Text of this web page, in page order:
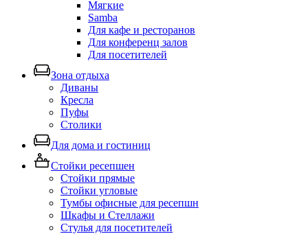
Мягкие
Samba
Для кафе и ресторанов
Для конференц залов
Для посетителей
Зона отдыха
Диваны
Кресла
Пуфы
Столики
Для дома и гостиниц
Стойки ресепшен
Стойки прямые
Стойки угловые
Тумбы офисные для ресепшн
Шкафы и Стеллажи
Стулья для посетителей